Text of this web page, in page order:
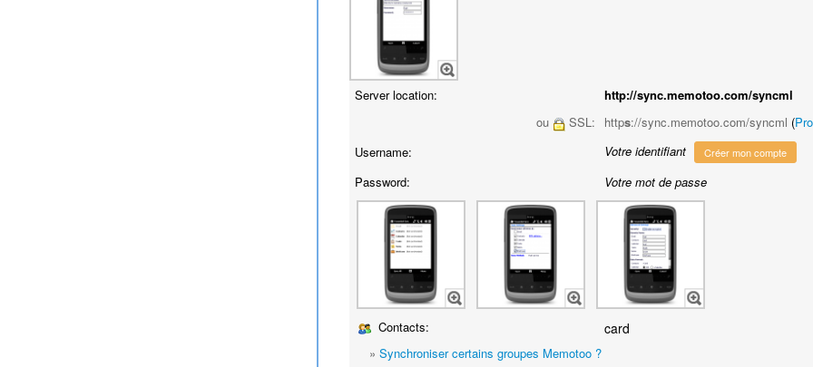
Server location:
http://sync.memotoo.com/syncml
ou
SSL: https://sync.memotoo.com/syncml (
Username:
Votre identifiant Créer mon compte
Password: Votre mot de passe
Contacts: card
»Synchroniser certains groupes Memotoo ?